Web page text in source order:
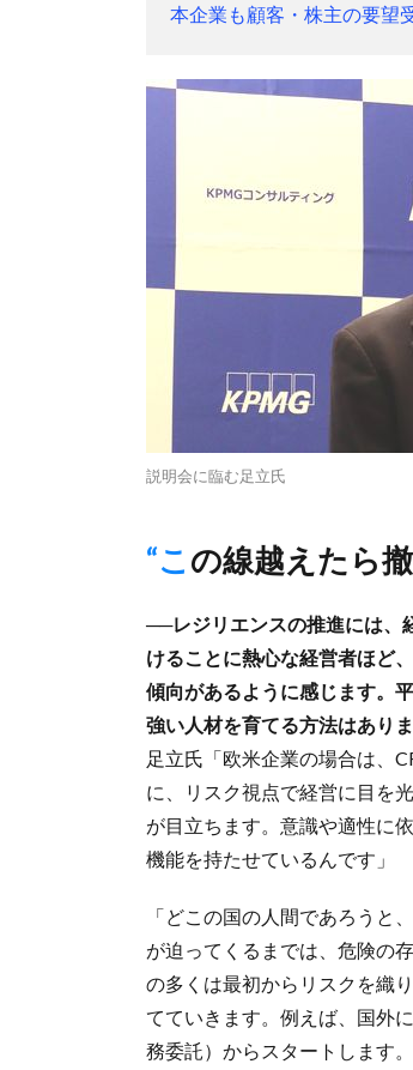
本企業も顧客・株主の要望
説明会に臨む足立氏
“この線越えた
──レジリエンスの推進には、
けることに熱心な経営者ほど
傾向があるように感じます。
強い人材を育てる方法はありま
足立氏「欧米企業の場合は、
に、リスク視点で経営に目を
が目立ちます。意識や適性に
機能を持たせているんです」
「どこの国の人間であろうと
が迫ってくるまでは、危険の
の多くは最初からリスクを織
てていきます。例えば、国外
務委託）からスタートします